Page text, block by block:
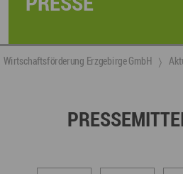
Wirtschaftsförderung Erzgebirge GmbH